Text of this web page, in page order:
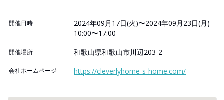
開催日時
2024年09月17日(火)〜2024年09月23日(月)
10:00〜17:00
開催場所 和歌山県和歌山市川辺203-2
会社ホームページ https://cleverlyhome-s-home.com/